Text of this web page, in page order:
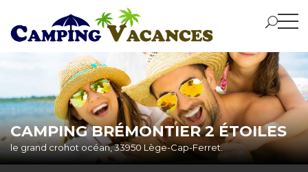
CAMPING BRÉMONTIER 2 ÉTOILES
le grand crohot océan, 33950 Lège-Cap-Ferret.